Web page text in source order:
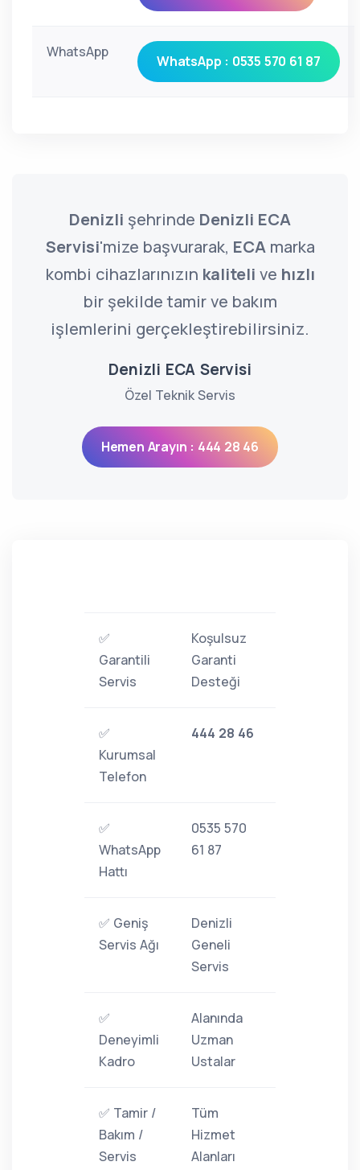
WhatsApp
WhatsApp : 0535 570 61 87
Denizli şehrinde Denizli ECA
Servisi'mize başvurarak, ECAmarka
kombi cihazlarınızın kaliteli ve hızlı
bir şekilde tamir ve bakım
işlemlerini gerçekleştirebilirsiniz.
Denizli ECA Servisi
Özel Teknik Servis
Hemen Arayın : 444 28 46
✅
Garantili
Servis
Koşulsuz
Garanti
Desteği
✅
Kurumsal
Telefon
444 28 46
✅
WhatsApp
Hattı
0535 570
61 87
✅ Geniş
Servis Ağı
Denizli
Geneli
Servis
✅
Deneyimli
Kadro
Alanında
Uzman
Ustalar
✅ Tamir /
Bakım /
Servis
Tüm
Hizmet
Alanları